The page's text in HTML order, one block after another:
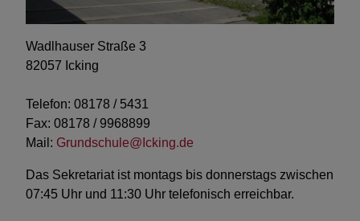
Wadlhauser Straße 3
82057 Icking
Telefon: 08178 / 5431
Fax: 08178 / 9968899
Mail: Grundschule@Icking.de
Das Sekretariat ist montags bis donnerstags zwischen
07:45 Uhr und 11:30 Uhr telefonisch erreichbar.